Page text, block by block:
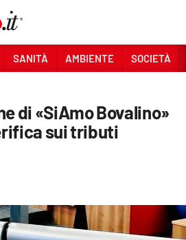
SANITÀ AMBIENTE SOCIETÀ
di «SiAmo Bovalino»
sui tributi